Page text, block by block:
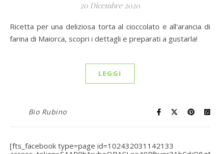
20 Dicembre 2020
Ricetta per una deliziosa torta al cioccolato e all'arancia di
farina di Maiorca, scopri i dettagli e preparati a gustarla!
LEGGI
Bio Rubino
[fts_facebook type=page id=102432031142133